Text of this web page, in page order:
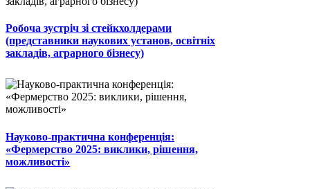
Робоча зустріч зі стейкхолдерами
(представники наукових установ, освітніх
закладів, аграрного бізнесу)
Науково-практична конференція:
«Фермерство 2025: виклики, рішення,
можливості»